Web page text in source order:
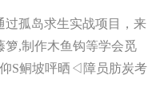
孤岛求生实战项目，来
,制作木鱼钩等学会觅
S鲖坡呯晒◁障员肪炭考